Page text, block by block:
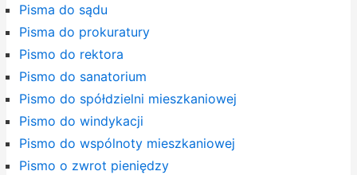
Pisma do sądu
Pisma do prokuratury
Pismo do rektora
Pismo do sanatorium
Pismo do spółdzielni mieszkaniowej
Pismo do windykacji
Pismo do wspólnoty mieszkaniowej
Pismo o zwrot pieniędzy